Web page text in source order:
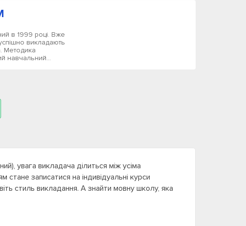
увага викладача ділиться між усіма
стане записатися на індивідуальні курси
стиль викладання. А знайти мовну школу, яка
в 1999 році. Вже
викладають
Методика
навчальний...